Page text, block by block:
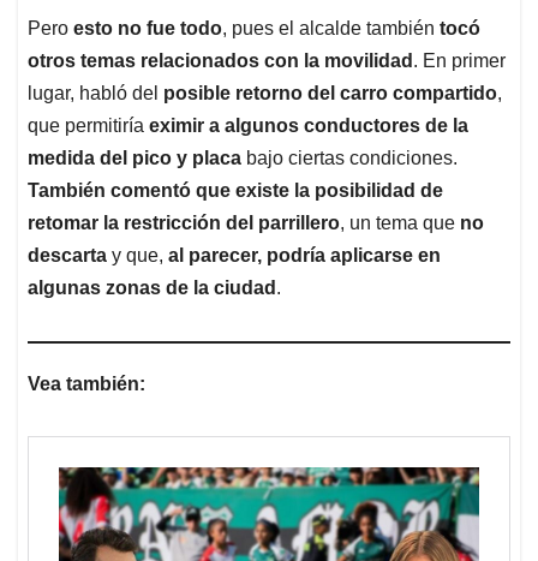
Pero esto no fue todo, pues el alcalde también tocó
otros temas relacionados con la movilidad . En primer
lugar, habló del posible retorno del carro compartido,
que permitiría eximir a algunos conductores de la
medida del pico y placa bajo ciertas condiciones.
También comentó que existe la posibilidad de
retomar la restricción del parrillero, un tema que no
descarta y que, al parecer, podría aplicarse en
algunas zonas de la ciudad .
Vea también: